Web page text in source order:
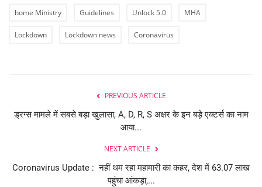
home Ministry Guidelines Unlock 5.0 MHA
Lockdown Lockdown news Coronavirus
PREVIOUS ARTICLE
ड्रग्स मामले में सबसे बड़ा खुलासा, A, D, R, S अक्षर के इन बड़े एक्टर्स का नाम
आया...
NEXT ARTICLE
Coronavirus Update : नहीं थम रहा महामारी का कहर, देश में 63.07 लाख
पहुंचा आंकड़ा,...